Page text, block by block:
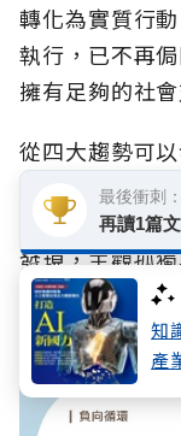
知
產
轉化為實質行
執行，已不再
擁有足夠的社
從四大趨勢可
體、心理或
險、並將風險
發現，主觀孤
風險準備的重
最後衝刺
再讀1篇